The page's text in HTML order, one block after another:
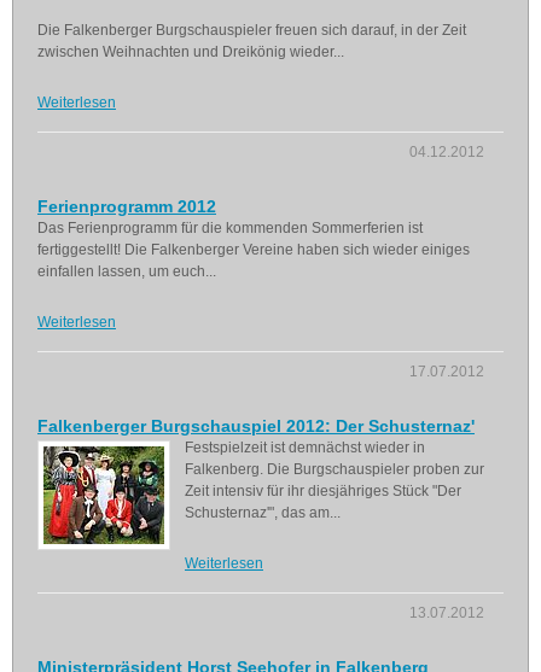
Die Falkenberger Burgschauspieler freuen sich darauf, in der Zeit
zwischen Weihnachten und Dreikönig wieder...
Weiterlesen
04.12.2012
Ferienprogramm 2012
Das Ferienprogramm für die kommenden Sommerferien ist
fertiggestellt! Die Falkenberger Vereine haben sich wieder einiges
einfallen lassen, um euch...
Weiterlesen
17.07.2012
Falkenberger Burgschauspiel 2012: Der Schusternaz'
Festspielzeit ist demnächst wieder in
Falkenberg. Die Burgschauspieler proben zur
Zeit intensiv für ihr diesjähriges Stück "Der
Schusternaz'", das am...
Weiterlesen
13.07.2012
Ministerpräsident Horst Seehofer in Falkenberg